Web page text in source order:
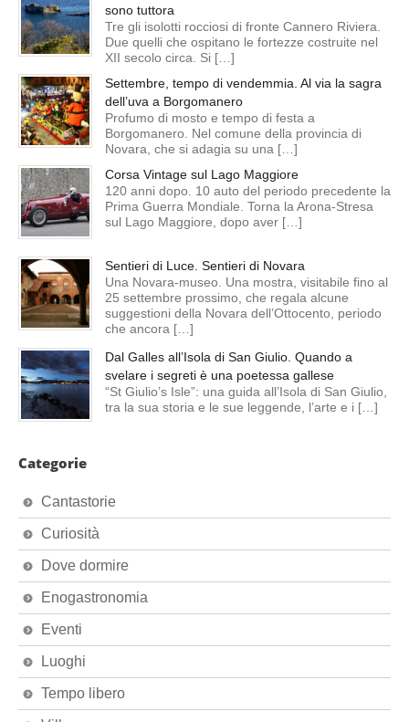
sono tuttora
Tre gli isolotti rocciosi di fronte Cannero Riviera.
Due quelli che ospitano le fortezze costruite nel
XII secolo circa. Si […]
Settembre, tempo di vendemmia. Al via la sagra
dell’uva a Borgomanero
Profumo di mosto e tempo di festa a
Borgomanero. Nel comune della provincia di
Novara, che si adagia su una […]
Corsa Vintage sul Lago Maggiore
120 anni dopo. 10 auto del periodo precedente la
Prima Guerra Mondiale. Torna la Arona-Stresa
sul Lago Maggiore, dopo aver […]
Sentieri di Luce. Sentieri di Novara
Una Novara-museo. Una mostra, visitabile fino al
25 settembre prossimo, che regala alcune
suggestioni della Novara dell’Ottocento, periodo
che ancora […]
Dal Galles all’Isola di San Giulio. Quando a
svelare i segreti è una poetessa gallese
“St Giulio’s Isle”: una guida all’Isola di San Giulio,
tra la sua storia e le sue leggende, l’arte e i […]
Categorie
Cantastorie
Curiosità
Dove dormire
Enogastronomia
Eventi
Luoghi
Tempo libero